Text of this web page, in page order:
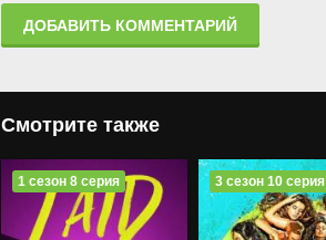
ДОБАВИТЬ КОММЕНТАРИЙ
Смотрите также
1 сезон 8 серия 3 сезон 10 серия